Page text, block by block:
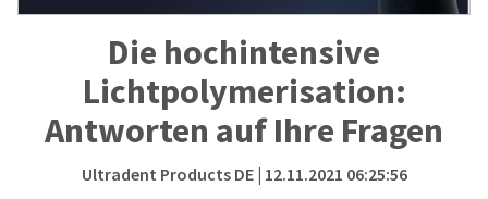
Die hochintensive
Lichtpolymerisation:
Antworten auf Ihre Fragen
Ultradent Products DE| 12.11.2021 06:25:56